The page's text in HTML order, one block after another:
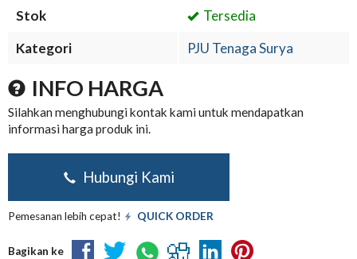
Stok
Tersedia
Kategori
PJU Tenaga Surya
INFO HARGA
Silahkan menghubungi kontak kami untuk mendapatkan
informasi harga produk ini.
Hubungi Kami
Pemesanan lebih cepat! QUICK ORDER
Bagikan ke